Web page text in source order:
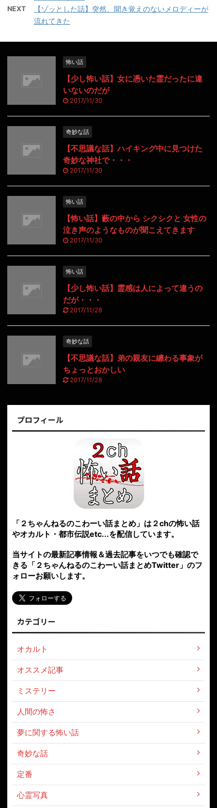
NEXT
【ゾッとした話】突然、聞き覚えのないメロディーが
流れてきた
怖い話
【少し怖い話】女に憑いた霊だったに違
いないのだが
2017/11/30
奇妙な話
【不思議な話】ハイキング中に見つけた
奇妙な神社で・・・
2017/11/30
怖い話
【怖い話】藪の中から シクシクと 女性の
泣き声のようなものが聞こえてきます
2017/11/30
怖い話
【少し怖い話】霊感は人によって違うの
だが・・・
2017/11/28
奇妙な話
【不思議な話】弟の親友に纏わる事象が
ちょっとおかしい
2017/11/28
プロフィール
「２ちゃんねるのこわーい話まとめ」は２chの怖い話
やオカルト・都市伝説etc...を配信しています。
当サイトの最新記事情報＆過去記事をいつでも確認で
きる「２ちゃんねるのこわーい話まとめTwitter」のフ
ォローお願いします。
カテゴリー
オカルト
オススメ記事
ミステリー
人間の怖さ
夢に関する怖い話
奇妙な話
定番
心霊写真